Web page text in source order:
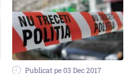
Publicat pe 03 Dec 2017